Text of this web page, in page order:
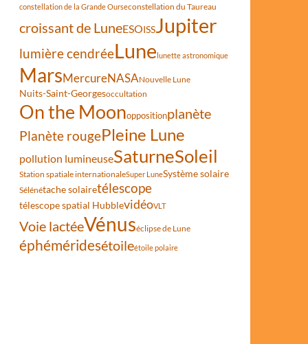
constellation de la Grande Ourseconstellation du Taureau
croissant de LuneESOISSJupiter
lumière cendréeLunelunette astronomique
MarsMercureNASANouvelle Lune
Nuits-Saint-Georgesoccultation
On the Moonoppositionplanète
Planète rougePleine Lune
pollution lumineuseSaturneSoleil
Station spatiale internationaleSuper LuneSystème solaire
Sélénétache solairetélescope
télescope spatial HubblevidéoVLT
Voie lactéeVénuséclipse de Lune
éphéméridesétoileétoile polaire